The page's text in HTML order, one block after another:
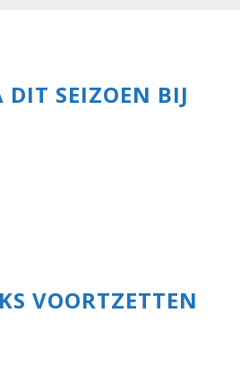
SEIZOEN BIJ
VOORTZETTEN